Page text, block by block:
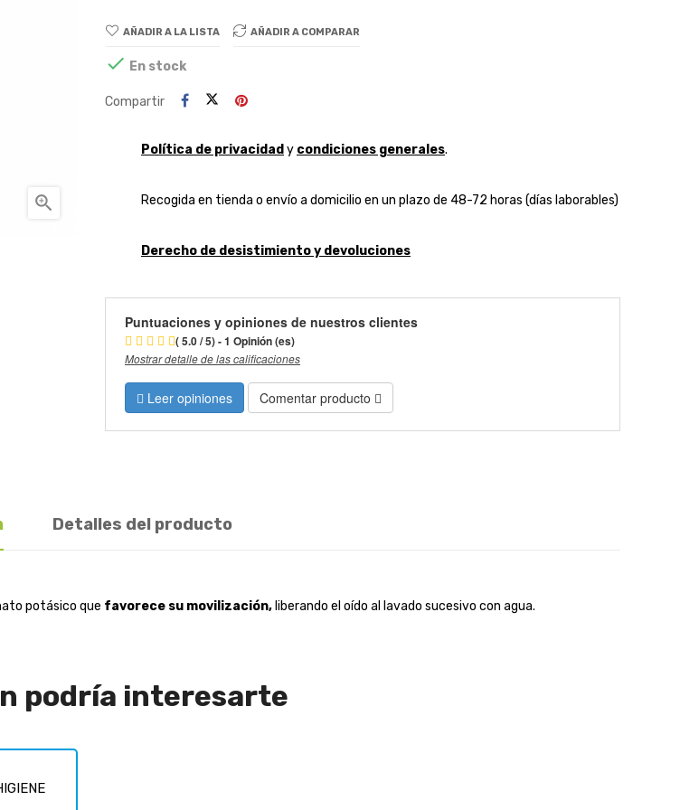

AÑADIR A LA LISTA AÑADIR A COMPARAR
 En stock
Compartir
Política de privacidad y condiciones generales.
Recogida en tienda o envío a domicilio en un plazo de 48-72 horas (días laborables)
Derecho de desistimiento y devoluciones
Puntuaciones y opiniones de nuestros clientes
( 5.0 / 5) - 1 Opinión (es)
Mostrar detalle de las calificaciones
Leer opiniones Comentar producto
Detalles del producto
potásico que favorece su movilización, liberando el oído al lavado sucesivo con agua.
podría interesarte